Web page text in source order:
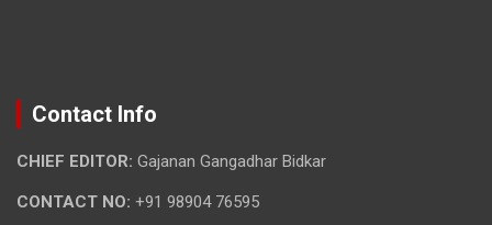
Contact Info
CHIEF EDITOR: Gajanan Gangadhar Bidkar
CONTACT NO: +91 98904 76595